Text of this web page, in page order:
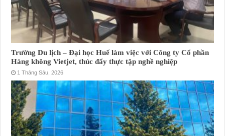
Trường Du lịch – Đại học Huế làm việc với Công ty Cổ phần
Hàng không Vietjet, thúc đẩy thực tập nghề nghiệp
1 Tháng Sáu, 2026